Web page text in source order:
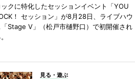
ックに特化したセッションイベント「YOU
！ セッション」が8月28日、ライブハウ
「Stage V」（松戸市樋野口）で初開催され
見る・遊ぶ